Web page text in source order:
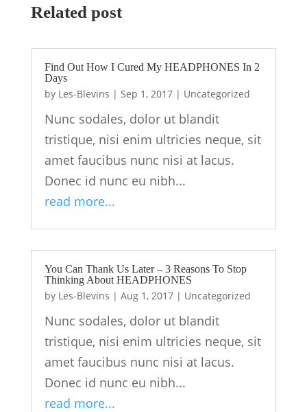
Related post
Find Out How I Cured My HEADPHONES In 2
Days
by Les-Blevins | Sep 1, 2017| Uncategorized
Nunc sodales, dolor ut blandit
tristique, nisi enim ultricies neque, sit
amet faucibus nunc nisi at lacus.
Donec id nunc eu nibh...
read more...
You Can Thank Us Later – 3 Reasons To Stop
Thinking About HEADPHONES
by Les-Blevins | Aug 1, 2017| Uncategorized
Nunc sodales, dolor ut blandit
tristique, nisi enim ultricies neque, sit
amet faucibus nunc nisi at lacus.
Donec id nunc eu nibh...
read more...